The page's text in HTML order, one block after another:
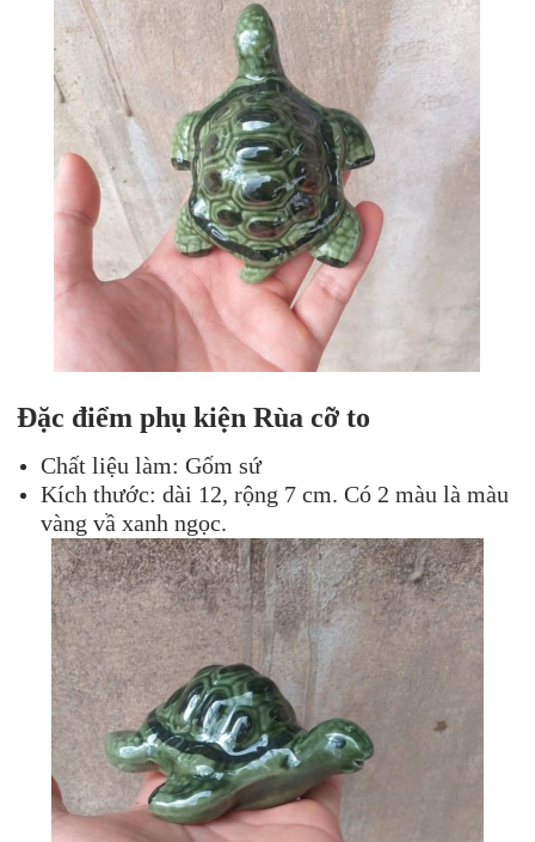
Đặc điểm phụ kiện Rùa cỡ to
Chất liệu làm: Gốm sứ
Kích thước: dài 12, rộng 7 cm. Có 2 màu là màu
vàng vầ xanh ngọc.